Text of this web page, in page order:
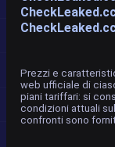
Prezzi e
web ufficiale di
piani tariffari: si
condizioni attuali
confronti sono